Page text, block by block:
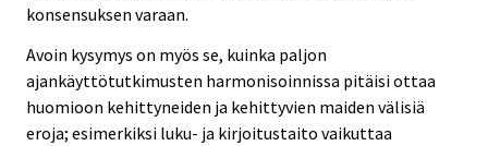
konsensuksen varaan.
Avoin kysymys on myös se, kuinka paljon
ajankäyttötutkimusten harmonisoinnissa pitäisi ottaa
huomioon kehittyneiden ja kehittyvien maiden välisiä
eroja; esimerkiksi luku- ja kirjoitustaito vaikuttaa